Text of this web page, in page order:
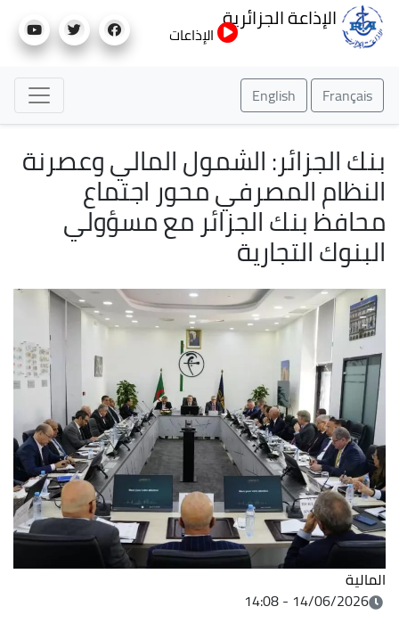
إلى
الإذاعة الجزائرية
الإذاعات
Français
English
بنك الجزائر: الشمول المالي وعصرنة
النظام المصرفي محور اجتماع
محافظ بنك الجزائر مع مسؤولي
البنوك التجارية
المالية
14/06/2026 - 14:08